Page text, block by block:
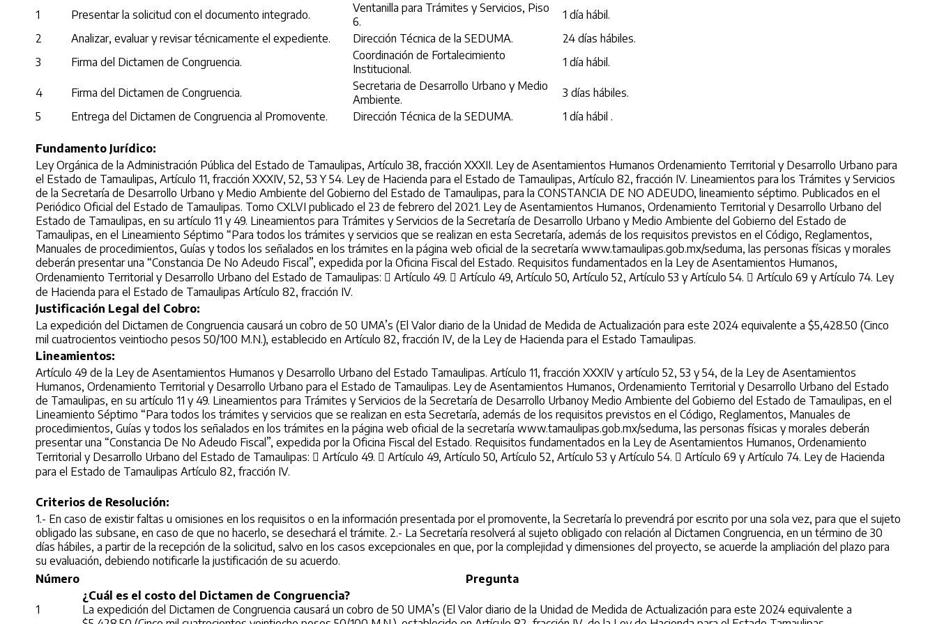
1
Presentar la solicitud con el documento integrado.
Ventanilla para Trámites y Servicios, Piso
6.
1 día hábil.
2
Analizar, evaluar y revisar técnicamente el expediente. Dirección Técnica de la SEDUMA.
24 días hábiles.
3
Firma del Dictamen de Congruencia.
Coordinación de Fortalecimiento
Institucional.
1 día hábil.
4 Firma del Dictamen de Congruencia.
Secretaria de Desarrollo Urbano y Medio
Ambiente.
3 días hábiles.
5
Entrega del Dictamen de Congruencia al Promovente. Dirección Técnica de la SEDUMA. 1 día hábil .
Fundamento Jurídico:
Ley Orgánica de la Administración Pública del Estado de Tamaulipas, Artículo 38, fracción XXXII. Ley de Asentamientos Humanos Ordenamiento Territorial y Desarrollo Urbano para
el Estado de Tamaulipas, Artículo 11, fracción XXXIV, 52, 53 Y 54. Ley de Hacienda para el Estado de Tamaulipas, Artículo 82, fracción IV. Lineamientos para los Trámites y Servicios
de la Secretaría de Desarrollo Urbano y Medio Ambiente del Gobierno del Estado de Tamaulipas, para la CONSTANCIA DE NO ADEUDO, lineamiento séptimo. Publicados en el
Periódico Oficial del Estado de Tamaulipas. Tomo CXLVI publicado el 23 de febrero del 2021. Ley de Asentamientos Humanos, Ordenamiento Territorial y Desarrollo Urbano del
Estado de Tamaulipas, en su artículo 11 y 49. Lineamientos para Trámites y Servicios de la Secretaría de Desarrollo Urbano y Medio Ambiente del Gobierno del Estado de
Tamaulipas, en el Lineamiento Séptimo “Para todos los trámites y servicios que se realizan en esta Secretaría, además de los requisitos previstos en el Código, Reglamentos,
Manuales de procedimientos, Guías y todos los señalados en los trámites en la página web oficial de la secretaría www.tamaulipas.gob.mx/seduma, las personas físicas y morales
deberán presentar una “Constancia De No Adeudo Fiscal”, expedida por la Oficina Fiscal del Estado. Requisitos fundamentados en la Ley de Asentamientos Humanos,
Ordenamiento Territorial y Desarrollo Urbano del Estado de Tamaulipas:  Artículo 49.  Artículo 49, Artículo 50, Artículo 52, Artículo 53 y Artículo 54.  Artículo 69 y Artículo 74. Ley
de Hacienda para el Estado de Tamaulipas Artículo 82, fracción IV.
Justificación Legal del Cobro:
La expedición del Dictamen de Congruencia causará un cobro de 50 UMA’s (El Valor diario de la Unidad de Medida de Actualización para este 2024 equivalente a $5,428.50 (Cinco
mil cuatrocientos veintiocho pesos 50/100 M.N.), establecido en Artículo 82, fracción IV, de la Ley de Hacienda para el Estado Tamaulipas.
Lineamientos:
Artículo 49 de la Ley de Asentamientos Humanos y Desarrollo Urbano del Estado Tamaulipas. Artículo 11, fracción XXXIV y artículo 52, 53 y 54, de la Ley de Asentamientos
Humanos, Ordenamiento Territorial y Desarrollo Urbano para el Estado de Tamaulipas. Ley de Asentamientos Humanos, Ordenamiento Territorial y Desarrollo Urbano del Estado
de Tamaulipas, en su artículo 11 y 49. Lineamientos para Trámites y Servicios de la Secretaría de Desarrollo Urbanoy Medio Ambiente del Gobierno del Estado de Tamaulipas, en el
Lineamiento Séptimo “Para todos los trámites y servicios que se realizan en esta Secretaría, además de los requisitos previstos en el Código, Reglamentos, Manuales de
procedimientos, Guías y todos los señalados en los trámites en la página web oficial de la secretaría www.tamaulipas.gob.mx/seduma, las personas físicas y morales deberán
presentar una “Constancia De No Adeudo Fiscal”, expedida por la Oficina Fiscal del Estado. Requisitos fundamentados en la Ley de Asentamientos Humanos, Ordenamiento
Territorial y Desarrollo Urbano del Estado de Tamaulipas:  Artículo 49.  Artículo 49, Artículo 50, Artículo 52, Artículo 53 y Artículo 54.  Artículo 69 y Artículo 74. Ley de Hacienda
para el Estado de Tamaulipas Artículo 82, fracción IV.
Criterios de Resolución:
1.- En caso de existir faltas u omisiones en los requisitos o en la información presentada por el promovente, la Secretaría lo prevendrá por escrito por una sola vez, para que el sujeto
obligado las subsane, en caso de que no hacerlo, se desechará el trámite. 2.- La Secretaría resolverá al sujeto obligado con relación al Dictamen Congruencia, en un término de 30
días hábiles, a partir de la recepción de la solicitud, salvo en los casos excepcionales en que, por la complejidad y dimensiones del proyecto, se acuerde la ampliación del plazo para
su evaluación, debiendo notificarle la justificación de su acuerdo.
Número
Pregunta
1
¿Cuál es el costo del Dictamen de Congruencia?
La expedición del Dictamen de Congruencia causará un cobro de 50 UMA’s (El Valor diario de la Unidad de Medida de Actualización para este 2024 equivalente a